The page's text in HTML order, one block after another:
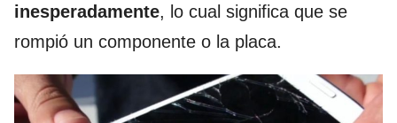
inesperadamente, lo cual significa que se
rompió un componente o la placa.